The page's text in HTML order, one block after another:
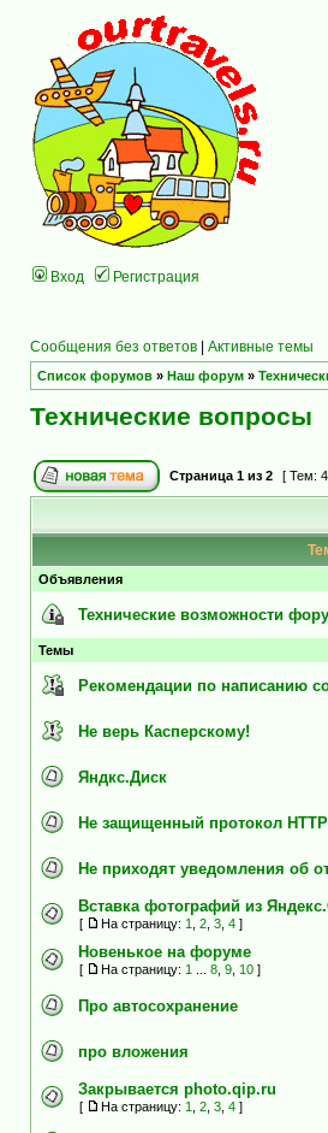
Вход Регистрация
Сообщения без ответов | Активные темы
Список форумов » Наш форум »
Технические вопросы
Страница 1 из 2 [ Тем:
Объявления
Технические возможности
Темы
Рекомендации по написанию
Не верь Касперскому!
Яндкс.Диск
Не защищенный протокол HTTP
Не приходят уведомления об
Вставка фотографий из
[ На страницу: 1 2 3 4 ]
Новенькое на форуме
[ На страницу: 1 8 9 10 ]
Про автосохранение
про вложения
Закрывается photo.qip.ru
[ На страницу: 1 2 3 4 ]